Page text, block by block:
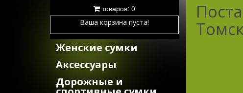
товаров: 0
Ваша корзина пуста!
Женские сумки
Аксессуары
Дорожные и